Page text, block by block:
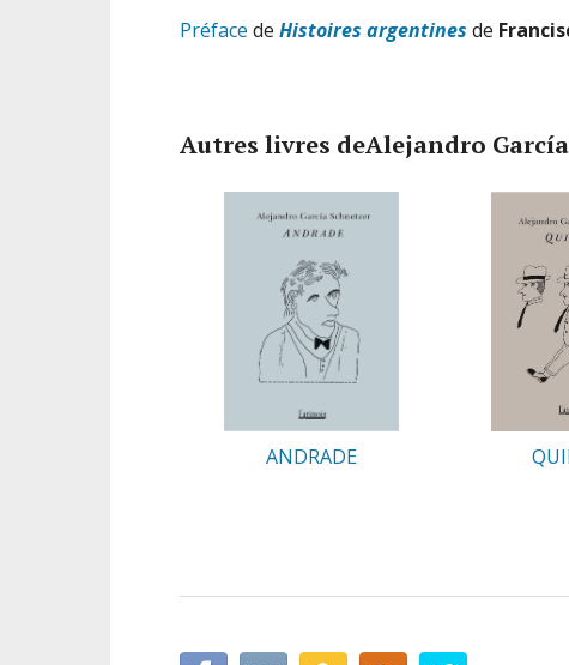
Préface de Histoires argentines de
Autres livres deAlejandro
ANDRADE